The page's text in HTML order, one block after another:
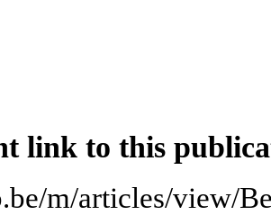
link to this
m/articles/view/